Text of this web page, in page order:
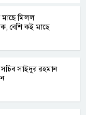
মাছে মিলল
বেশি কই মাছে
সাইদুর রহমান